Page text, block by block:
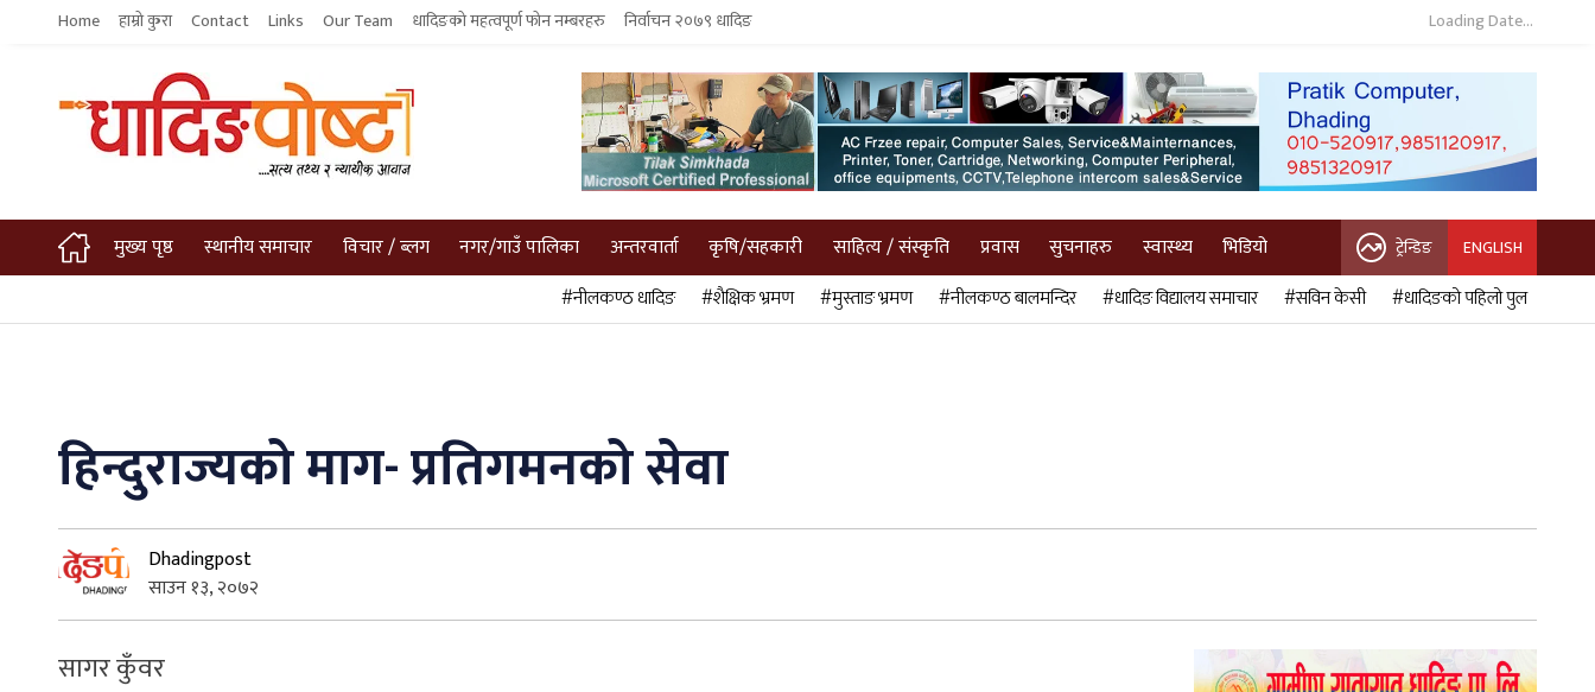
Home हाम्रो कुरा Contact Links Our Team धादिङको महत्वपूर्ण फोन नम्बरहरु निर्वाचन २०७९ धादिङ Loading Date...
मुख्य पृष्ठ स्थानीय समाचार विचार / ब्लग नगर/गाउँ पालिका अन्तरवार्ता कृषि/सहकारी साहित्य / संस्कृति प्रवास सुचनाहरु स्वास्थ्य भिडियो ट्रेन्डिङ ENGLISH
#नीलकण्ठ धादिङ #शैक्षिक भ्रमण #मुस्ताङ भ्रमण #नीलकण्ठ बालमन्दिर #धादिङ विद्यालय समाचार #सविन केसी #धादिङको पहिलो पुल
हिन्दुराज्यको माग- प्रतिगमनको सेवा
Dhadingpost
साउन १३, २०७२
सागर कुँवर